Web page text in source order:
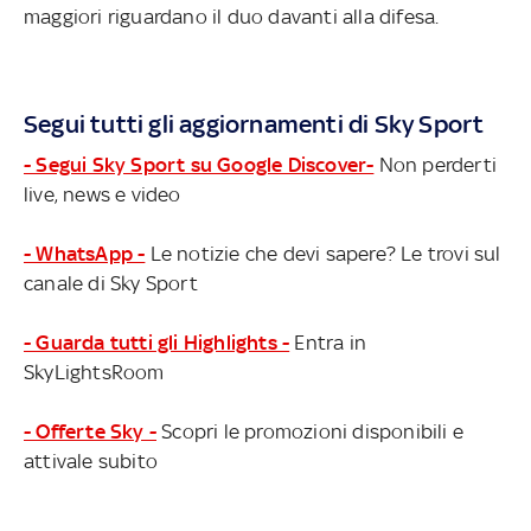
maggiori riguardano il duo davanti alla difesa.
Segui tutti gli aggiornamenti di Sky Sport
- Segui Sky Sport su Google Discover- Non perderti
live, news e video
- WhatsApp - Le notizie che devi sapere? Le trovi sul
canale di Sky Sport
- Guarda tutti gli Highlights - Entra in
SkyLightsRoom
- Offerte Sky - Scopri le promozioni disponibili e
attivale subito